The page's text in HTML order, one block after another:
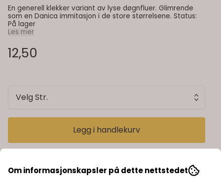
En generell klekker variant av lyse døgnfluer. Glimrende
som en Danica immitasjon i de store størrelsene. Status:
Les mer
12,50
Velg Str.
Legg i handlekurv
Om informasjonskapsler på dette nettstedet